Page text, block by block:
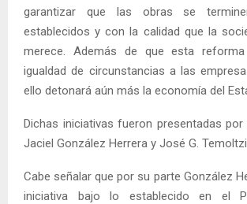
garantizar que las obras se
establecidos y con la calidad que la
merece. Además de que esta
igualdad de circunstancias a las
ello detonará aún más la economía del
Dichas iniciativas fueron presentadas
Jaciel González Herrera y José G.
Cabe señalar que por su parte González
iniciativa bajo lo establecido en el